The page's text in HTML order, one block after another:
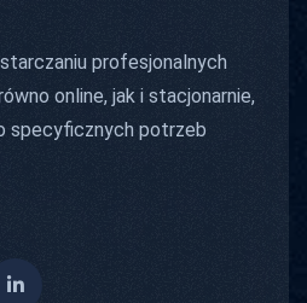
profesjonalnych
online, jak i stacjonarnie,
specyficznych potrzeb